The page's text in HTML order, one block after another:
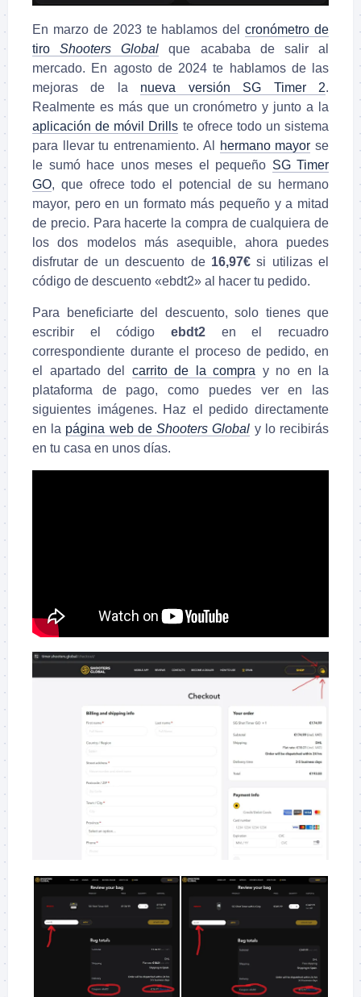
En marzo de 2023 te hablamos delcronómetro de
tiroShooters Global que acababa de salir al
mercado. En agosto de 2024 te hablamos de las
mejoras de la nueva versión SG Timer 2.
Realmente es más que un cronómetro y junto a la
aplicación de móvil Drills te ofrece todo un sistema
para llevar tu entrenamiento. Al
hermano mayor se
le sumó hace unos meses el pequeño SG Timer
GO, que ofrece todo el potencial de su hermano
mayor, pero en un formato más pequeño y a mitad
de precio. Para hacerte la compra de cualquiera de
los dos modelos más asequible, ahora puedes
disfrutar de un descuento de 16,97€si utilizas el
código de descuento «ebdt2» al hacer tu pedido.
Para beneficiarte del descuento, solo tienes que
escribir el código ebdt2 en el recuadro
correspondiente durante el proceso de pedido, en
el apartado del carrito de la compra y no en la
plataforma de pago, como puedes ver en las
siguientes imágenes. Haz el pedido directamente
en la página web deShooters Global y lo recibirás
en tu casa en unos días.